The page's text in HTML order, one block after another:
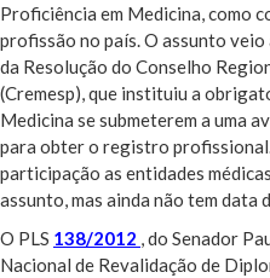
Proficiência em Medicina, como
profissão no país. O assunto
da Resolução do Conselho
(Cremesp), que instituiu a
Medicina se submeterem a uma
para obter o registro
participação as entidades
assunto, mas ainda não tem data
O PLS 138/2012 , do Senador
Nacional de Revalidação de